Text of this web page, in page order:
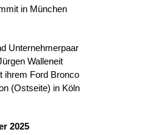
in München
Unternehmerpaar
Walleneit
ihrem Ford Bronco
(Ostseite) in Köln
2025